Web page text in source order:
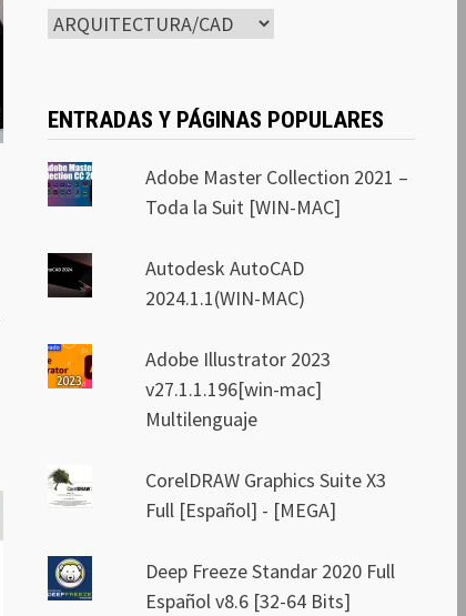
Categorías
ENTRADAS Y PÁGINAS POPULARES
Adobe Master Collection 2021 –
Toda la Suit [WIN-MAC]
Autodesk AutoCAD
2024.1.1(WIN-MAC)
Adobe Illustrator 2023
v27.1.1.196[win-mac]
Multilenguaje
CorelDRAW Graphics Suite X3
Full [Español] - [MEGA]
Deep Freeze Standar 2020 Full
Español v8.6 [32-64 Bits]